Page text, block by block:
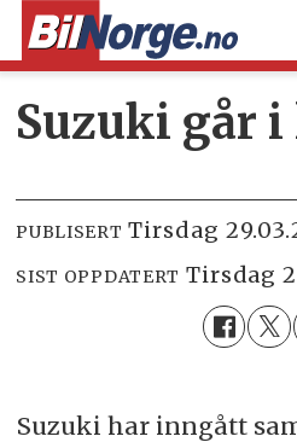
Suzuki går
PUBLISERT tirsdag
SIST OPPDATERT tirsdag
Suzuki har inngått